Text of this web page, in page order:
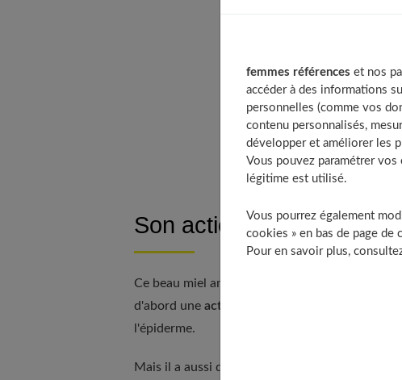
Une meilleure
Les autres
Comment
À
Son action sur la peau
Ce beau miel ambré, à la saveur intense, a des
d'abord uneaction apaisante sur la peau.
l'épiderme.
Mais il a aussi des vertus
femmes références et nos
accéder à des informations
personnelles (comme vos
contenu personnalisés,
développer et améliorer les
Vous pouvez paramétrer
légitime est utilisé.
Vous pourrez également
cookies » en bas de page de
Pour en savoir plus,